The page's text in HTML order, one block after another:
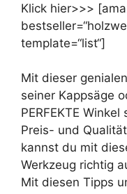
Klick hier>>>
template=“list“]
Mit dieser
seiner Kappsäge
PERFEKTE
Preis- und
kannst du mit
Werkzeug richtig
Mit diesen Tipps